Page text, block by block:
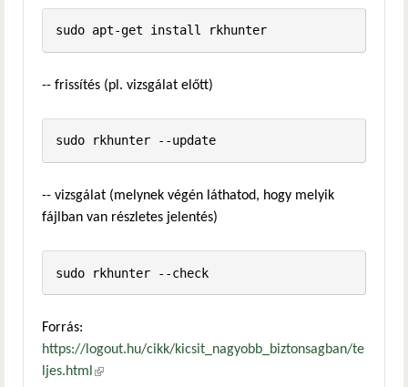
sudo apt-get install rkhunter
-- frissítés (pl. vizsgálat előtt)
sudo rkhunter --update
-- vizsgálat (melynek végén láthatod, hogy melyik
fájlban van részletes jelentés)
sudo rkhunter --check
Forrás:
https://logout.hu/cikk/kicsit_nagyobb_biztonsagban/te
ljes.html (külső hivatkozás)